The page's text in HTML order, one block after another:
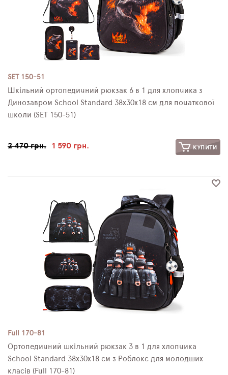
SET 150-51
Шкільний ортопедичний рюкзак 6 в 1 для хлопчика з
Динозавром School Standard 38х30х18 см для початкової
школи (SET 150-51)
2 470 грн. 1 590 грн. КУПИТИ
Full 170-81
Ортопедичний шкільний рюкзак 3 в 1 для хлопчика
School Standard 38х30х18 см з Роблокс для молодших
класів (Full 170-81)